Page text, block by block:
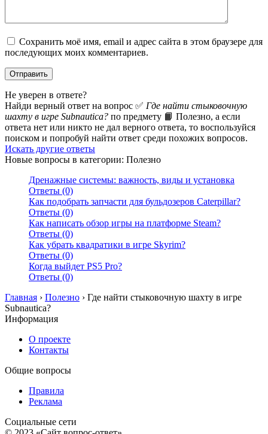
Сохранить моё имя, email и адрес сайта в этом браузере для
последующих моих комментариев.
Не уверен в ответе?
Найди верный ответ на вопрос ✅ Где найти стыковочную
шахту в игре Subnautica? по предмету 📙 Полезно, а если
ответа нет или никто не дал верного ответа, то воспользуйся
поиском и попробуй найти ответ среди похожих вопросов.
Искать другие ответы
Новые вопросы в категории: Полезно
Дренажные системы: важность, виды и установка
Ответы (0)
Как подобрать запчасти для бульдозеров Caterpillar?
Ответы (0)
Как написать обзор игры на платформе Steam?
Ответы (0)
Как убрать квадратики в игре Skyrim?
Ответы (0)
Когда выйдет PS5 Pro?
Ответы (0)
Главная › Полезно › Где найти стыковочную шахту в игре
Subnautica?
Информация
О проекте
Контакты
Общие вопросы
Правила
Реклама
Социальные сети